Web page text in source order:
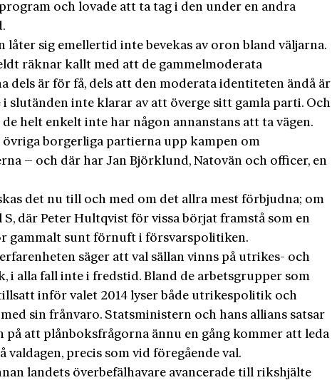
och lovade att ta tag i den under en andra
låter sig emellertid inte bevekas av oron bland väljarna.
räknar kallt med att de gammelmoderata
dels är för få, dels att den moderata identiteten ändå är
i slutänden inte klarar av att överge sitt gamla parti. Och
helt enkelt inte har någon annanstans att ta vägen.
övriga borgerliga partierna upp kampen om
– och där har Jan Björklund, Natovän och officer, en
det nu till och med om det allra mest förbjudna; om
S, där Peter Hultqvist för vissa börjat framstå som en
gammalt sunt förnuft i försvarspolitiken.
säger att val sällan vinns på utrikes- och
i alla fall inte i fredstid. Bland de arbetsgrupper som
inför valet 2014 lyser både utrikespolitik och
sin frånvaro. Statsministern och hans allians satsar
på att plånboksfrågorna ännu en gång kommer att leda
valdagen, precis som vid föregående val.
landets överbefälhavare avancerade till rikshjälte